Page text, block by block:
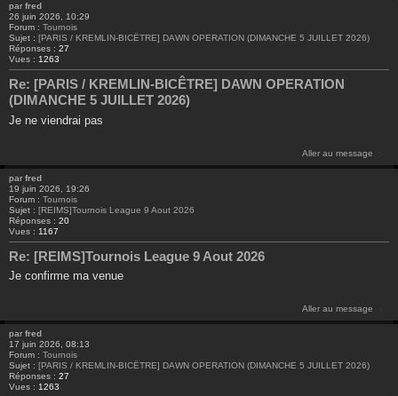
par fred
26 juin 2026, 10:29
Forum : Tournois
Sujet : [PARIS / KREMLIN-BICÊTRE] DAWN OPERATION (DIMANCHE 5 JUILLET 2026)
Réponses : 27
Vues : 1263
Re: [PARIS / KREMLIN-BICÊTRE] DAWN OPERATION
(DIMANCHE 5 JUILLET 2026)
Je ne viendrai pas
Aller au message
par fred
19 juin 2026, 19:26
Forum : Tournois
Sujet : [REIMS]Tournois League 9 Aout 2026
Réponses : 20
Vues : 1167
Re: [REIMS]Tournois League 9 Aout 2026
Je confirme ma venue
Aller au message
par fred
17 juin 2026, 08:13
Forum : Tournois
Sujet : [PARIS / KREMLIN-BICÊTRE] DAWN OPERATION (DIMANCHE 5 JUILLET 2026)
Réponses : 27
Vues : 1263